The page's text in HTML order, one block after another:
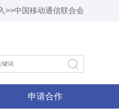
>>中国移动通信联合会
申请合作